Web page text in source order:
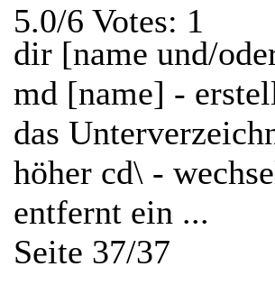
5.0/6 Votes: 1
dir [name und/
md [name] -
das
höher cd\ -
entfernt ein ...
Seite 37/37